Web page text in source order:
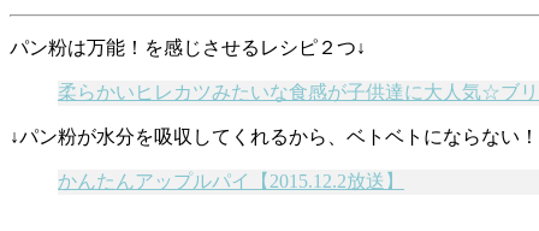
パン粉は万能！を感じさせるレシピ２つ↓
柔らかいヒレカツみたいな食感が子供達に大人気☆ブ
↓パン粉が水分を吸収してくれるから、ベトベトにならない！
かんたんアップルパイ【2015.12.2放送】